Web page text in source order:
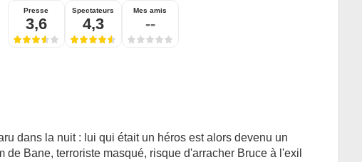
Presse
3,6
Spectateurs
4,3
Mes amis
--
dans la nuit : lui qui était un héros est alors devenu un
de Bane, terroriste masqué, risque d'arracher Bruce à l'exil